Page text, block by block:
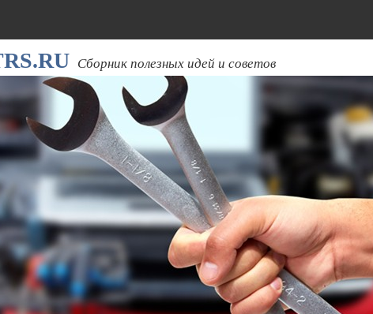
Сборник полезных идей и советов